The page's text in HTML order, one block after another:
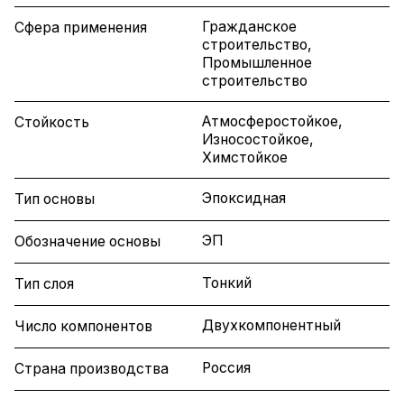
Сфера применения
Гражданское
строительство,
Промышленное
строительство
Стойкость
Атмосферостойкое,
Износостойкое,
Химстойкое
Тип основы Эпоксидная
Обозначение основы ЭП
Тип слоя Тонкий
Число компонентов Двухкомпонентный
Страна производства Россия